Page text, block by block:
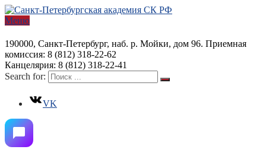
Меню
190000, Санкт-Петербург, наб. р. Мойки, дом 96. Приемная
комиссия: 8 (812) 318-22-62
Канцелярия: 8 (812) 318-22-41
Search for:
VK